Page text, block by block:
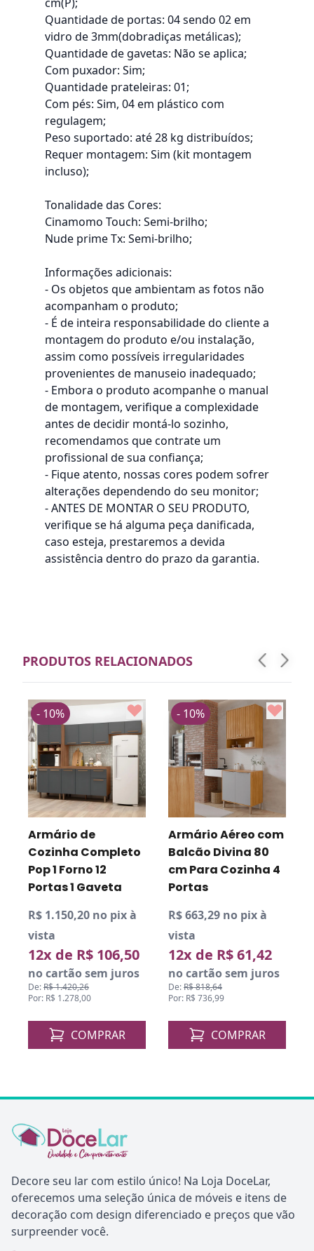
Quantidade de portas: 04 sendo 02 em
vidro de 3mm(dobradiças metálicas);
Quantidade de gavetas: Não se aplica;
Com puxador: Sim;
Quantidade prateleiras: 01;
Com pés: Sim, 04 em plástico com
regulagem;
Peso suportado: até 28 kg distribuídos;
Requer montagem: Sim (kit montagem
incluso);
Tonalidade das Cores:
Cinamomo Touch: Semi-brilho;
Nude prime Tx: Semi-brilho;
Informações adicionais:
- Os objetos que ambientam as fotos não
acompanham o produto;
- É de inteira responsabilidade do cliente a
montagem do produto e/ou instalação,
assim como possíveis irregularidades
provenientes de manuseio inadequado;
- Embora o produto acompanhe o manual
de montagem, verifique a complexidade
antes de decidir montá-lo sozinho,
recomendamos que contrate um
profissional de sua confiança;
- Fique atento, nossas cores podem sofrer
alterações dependendo do seu monitor;
- ANTES DE MONTAR O SEU PRODUTO,
verifique se há alguma peça danificada,
caso esteja, prestaremos a devida
assistência dentro do prazo da garantia.
PRODUTOS RELACIONADOS
Armário de
Cozinha Completo
Pop 1 Forno 12
Portas 1 Gaveta
R$ 1.150,20 no pix à
vista
12x de R$ 106,50
no cartão sem juros
De:R$ 1.420,26
Por: R$ 1.278,00
- 10%
COMPRAR
Armário Aéreo com
Balcão Divina 80
cm Para Cozinha 4
Portas
R$ 663,29 no pix à
vista
12x de R$ 61,42
no cartão sem juros
De:R$ 818,64
Por: R$ 736,99
- 10%
COMPRAR
Decore seu lar com estilo único! Na Loja DoceLar,
oferecemos uma seleção única de móveis e itens de
decoração com design diferenciado e preços que vão
surpreender você.